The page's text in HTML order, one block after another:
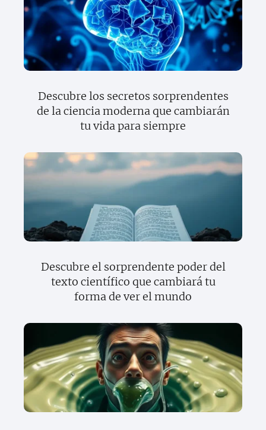
Descubre los secretos sorprendentes
de la ciencia moderna que cambiarán
tu vida para siempre
Descubre el sorprendente poder del
texto científico que cambiará tu
forma de ver el mundo